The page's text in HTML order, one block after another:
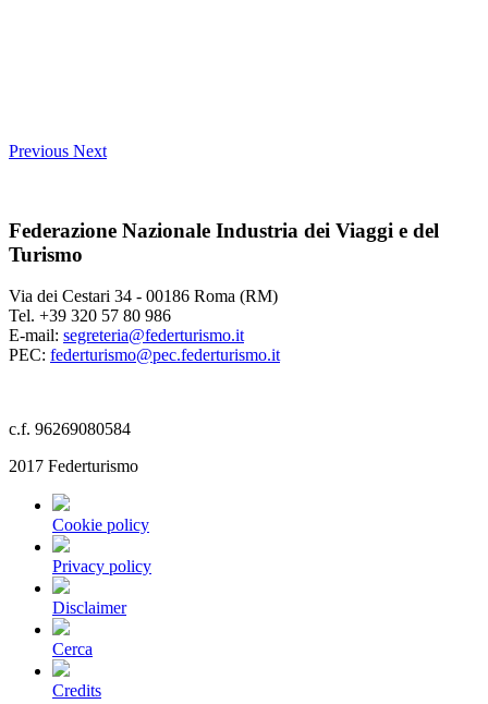
Previous Next
Federazione Nazionale Industria dei Viaggi e del
Turismo
Via dei Cestari 34 - 00186 Roma (RM)
Tel. +39 320 57 80 986
E-mail: segreteria@federturismo.it
PEC: federturismo@pec.federturismo.it
c.f. 96269080584
2017 Federturismo
Cookie policy
Privacy policy
Disclaimer
Cerca
Credits